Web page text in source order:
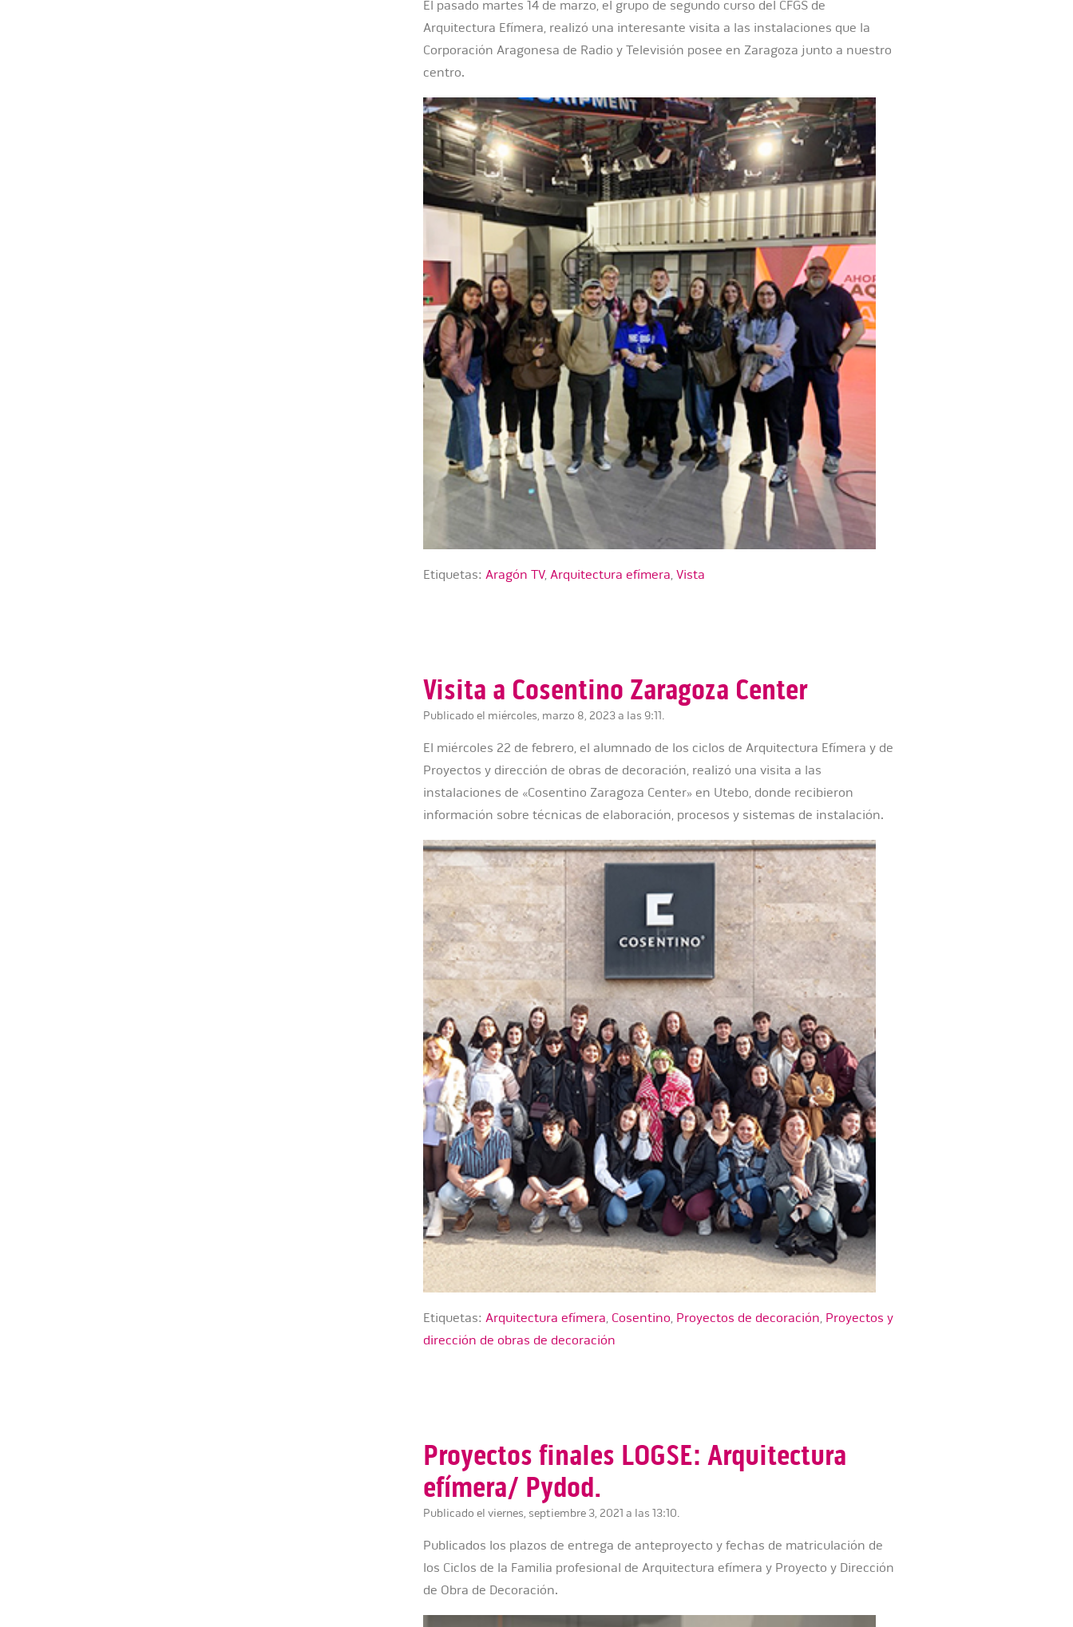
El pasado martes 14 de marzo, el grupo de segundo curso del CFGS de
Arquitectura Efímera, realizó una interesante visita a las instalaciones que la
Corporación Aragonesa de Radio y Televisión posee en Zaragoza junto a nuestro
centro.
Etiquetas:Aragón TV,Arquitectura efímera,Vista
Visita a Cosentino Zaragoza Center
Publicado el miércoles, marzo 8, 2023 a las 9:11.
El miércoles 22 de febrero, el alumnado de los ciclos de Arquitectura Efímera y de
Proyectos y dirección de obras de decoración, realizó una visita a las
instalaciones de «Cosentino Zaragoza Center» en Utebo, donde recibieron
información sobre técnicas de elaboración, procesos y sistemas de instalación.
Etiquetas:Arquitectura efímera, Cosentino, Proyectos de decoración, Proyectos y
dirección de obras de decoración
Proyectos finales LOGSE: Arquitectura
efímera/ Pydod.
Publicado el viernes, septiembre 3, 2021 a las 13:10.
Publicados los plazos de entrega de anteproyecto y fechas de matriculación de
los Ciclos de la Familia profesional de Arquitectura efímera y Proyecto y Dirección
de Obra de Decoración.